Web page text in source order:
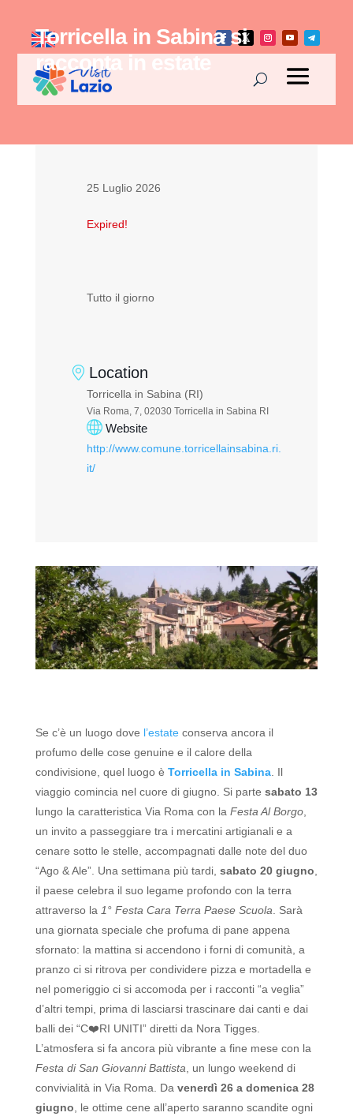
Torricella in Sabina si
racconta in estate
25 Luglio 2026
Expired!
Tutto il giorno
Location
Torricella in Sabina (RI)
Via Roma, 7, 02030 Torricella in Sabina RI
Website
http://www.comune.torricellainsabina.ri.
it/
Se c’è un luogo dove l’estateconserva ancora il
profumo delle cose genuine e il calore della
condivisione, quel luogo è Torricella in Sabina. Il
viaggio comincia nel cuore di giugno. Si parte sabato 13
lungo la caratteristica Via Roma con la Festa Al Borgo,
un invito a passeggiare tra i mercatini artigianali e a
cenare sotto le stelle, accompagnati dalle note del duo
“Ago & Ale”. Una settimana più tardi, sabato 20 giugno
il paese celebra il suo legame profondo con la terra
attraverso la 1° Festa Cara Terra Paese Scuola . Sarà
una giornata speciale che profuma di pane appena
sfornato: la mattina si accendono i forni di comunità, a
pranzo ci si ritrova per condividere pizza e mortadella e
nel pomeriggio ci si accomoda per i racconti “a veglia”
d’altri tempi, prima di lasciarsi trascinare dai canti e dai
balli dei “C❤️RI UNITI” diretti da Nora Tigges.
L’atmosfera si fa ancora più vibrante a fine mese con la
Festa di San Giovanni Battista , un lungo weekend di
convivialità in Via Roma. Da venerdì 26 a domenica 28
giugno , le ottime cene all’aperto saranno scandite ogni